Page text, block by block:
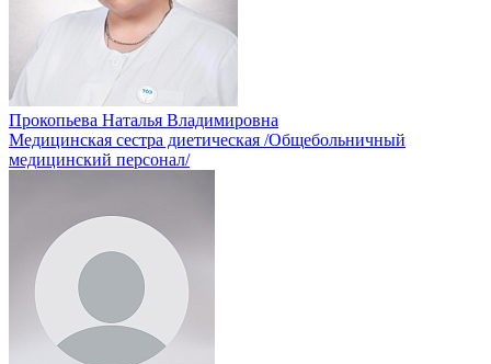
Прокопьева Наталья Владимировна
Медицинская сестра диетическая /Общебольничный
медицинский персонал/